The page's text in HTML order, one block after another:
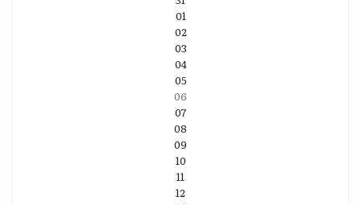
01
02
03
04
05
06
07
08
09
10
11
12